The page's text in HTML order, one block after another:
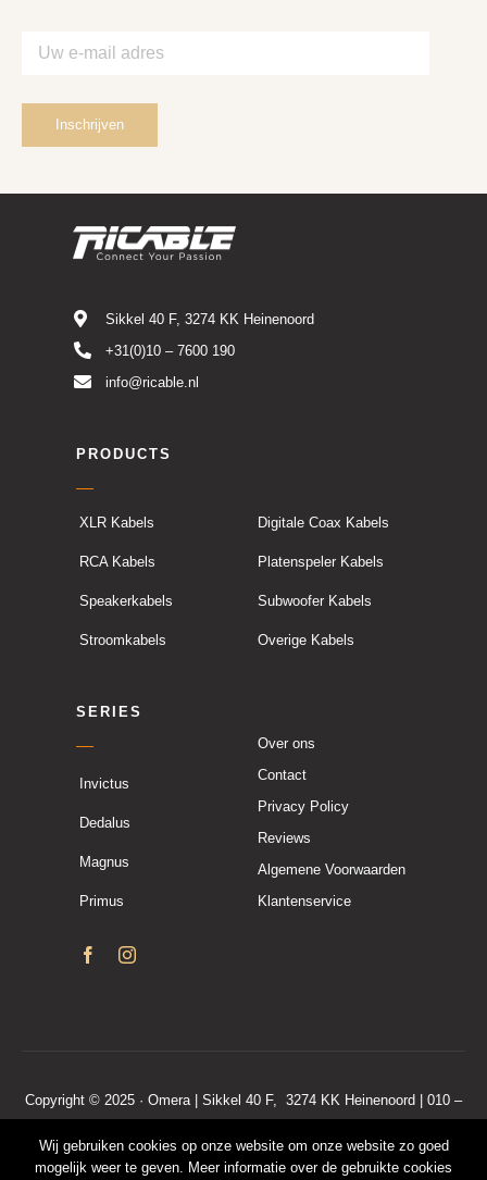
Sikkel 40 F, 3274 KK Heinenoord
+31(0)10 – 7600 190
info@ricable.nl
PRODUCTS
SERIES
Digitale Coax Kabels
Platenspeler Kabels
Subwoofer Kabels
Overige Kabels
XLR Kabels
RCA Kabels
Speakerkabels
Stroomkabels
Invictus
Dedalus
Magnus
Primus
Over ons
Contact
Privacy Policy
Reviews
Algemene Voorwaarden
Klantenservice
Copyright © 2025 · Omera | Sikkel 40 F, 3274 KK Heinenoord | 010 –
7600 190
KvKnr. 50208446 | BTWnr. NL001571088B68
Algemene voorwaarden|Privacy policy|Klantenservice
Wij gebruiken cookies op onze website om onze website zo goed
mogelijk weer te geven. Meer informatie over de gebruikte cookies